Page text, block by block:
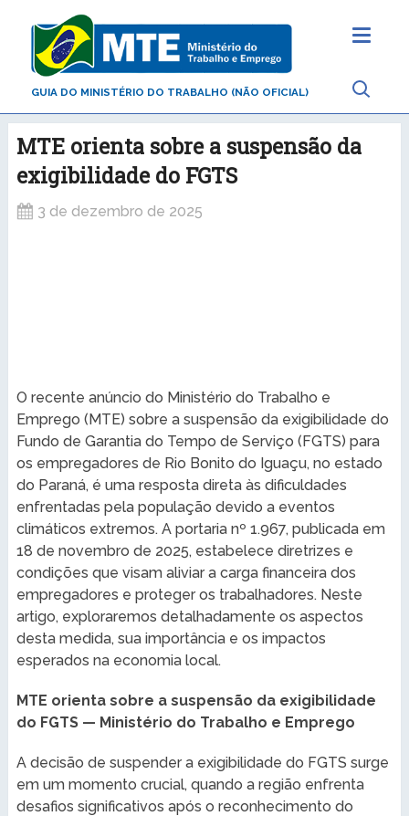
GUIA DO MINISTÉRIO DO TRABALHO (NÃO OFICIAL)
MTE orienta sobre a suspensão da
exigibilidade do FGTS
3 de dezembro de 2025
O recente anúncio do Ministério do Trabalho e
Emprego (MTE) sobre a suspensão da exigibilidade do
Fundo de Garantia do Tempo de Serviço (FGTS) para
os empregadores de Rio Bonito do Iguaçu, no estado
do Paraná, é uma resposta direta às dificuldades
enfrentadas pela população devido a eventos
climáticos extremos. A portaria nº 1.967, publicada em
18 de novembro de 2025, estabelece diretrizes e
condições que visam aliviar a carga financeira dos
empregadores e proteger os trabalhadores. Neste
artigo, exploraremos detalhadamente os aspectos
desta medida, sua importância e os impactos
esperados na economia local.
MTE orienta sobre a suspensão da exigibilidade
do FGTS — Ministério do Trabalho e Emprego
A decisão de suspender a exigibilidade do FGTS surge
em um momento crucial, quando a região enfrenta
desafios significativos após o reconhecimento do